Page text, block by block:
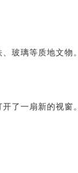
玻璃等质地文物。
了一扇新的视窗。